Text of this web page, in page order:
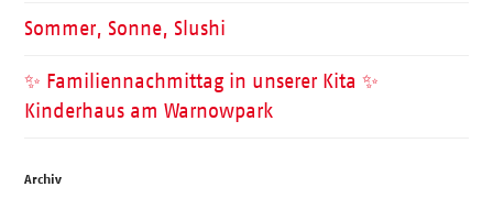
Sommer, Sonne, Slushi
✨ Familiennachmittag in unserer Kita ✨
Kinderhaus am Warnowpark
Archiv